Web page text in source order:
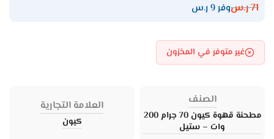
71ر.سوفر 9 ر.س
غير متوفر في المخزون
الصنف
مطحنة قهوة كيون 70 جرام 200
وات – ستيل
العلامة التجارية
كيون